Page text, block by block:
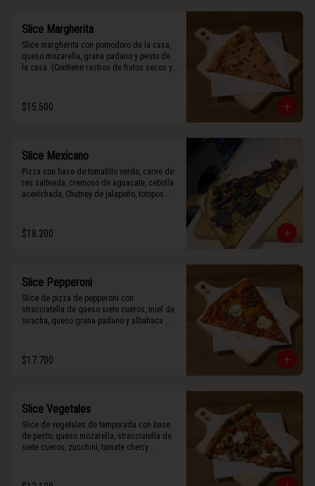
Slice Margherita
Slice margherita con pomodoro de la casa,
queso mozarella, grana padano y pesto de
la casa. (Contiene rastros de frutos secos y
$15.500
Slice Mexicano
Pizza con base de tomatillo verde, carne de
res salteada, cremoso de aguacate, cebolla
acevichada, Chutney de jalapeño, totopos
$18.200
Slice Pepperoni
Slice de pizza de pepperoni con
stracciatella de queso siete cueros, miel de
siracha, queso grana padano y albahaca
$17.700
Slice Vegetales
Slice de vegetales de temporada con base
de pesto, queso mozarella, stracciatella de
siete cueros, zucchini, tomate cherry
fresca.